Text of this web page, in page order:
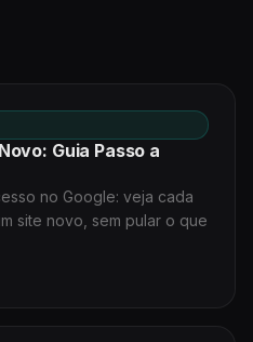
Guia Passo a
no Google: veja cada
site novo, sem pular o que